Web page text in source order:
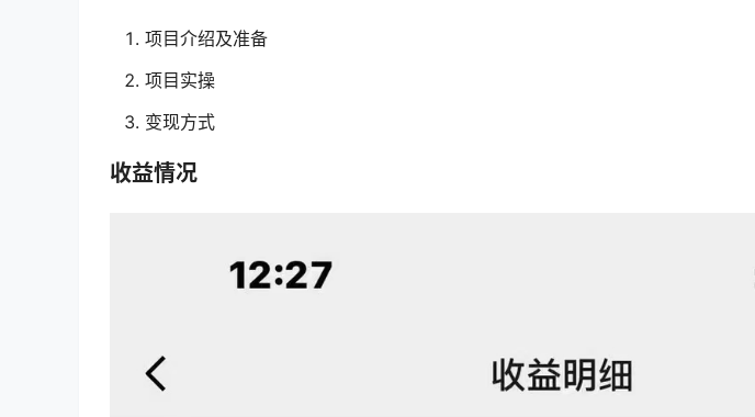
项目介绍及准备
项目实操
变现方式
收益情况